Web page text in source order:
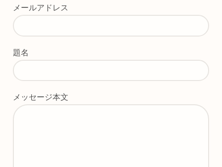
メールアドレス
題名
メッセージ本文